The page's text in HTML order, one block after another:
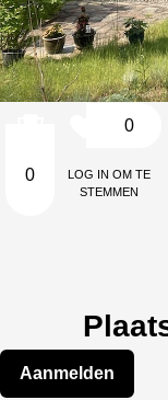
0
0
Log in om te
stemmen
Aanmelden